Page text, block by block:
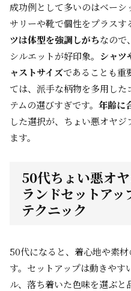
成功例として多いのはベー
サリーや靴で個性をプラスす
ツは体型を強調しがちなので
シルエットが好印象。 シャツ
ャストサイズであることも重
ては、派手な柄物を多用した
テムの選びすぎです。 年齢に
した選択が、ちょい悪オヤ
ます。
50代ちょい悪オ
ランドセットア
テクニック
50代になると、着心地や素
す。セットアップは動きや
ル、落ち着いた色味を選ぶと